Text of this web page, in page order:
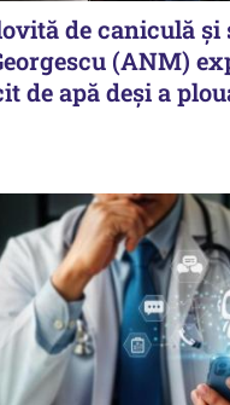
de caniculă și
(ANM)
de apă deși a